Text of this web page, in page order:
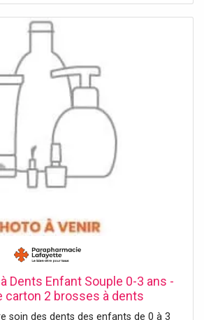
à cela une construction en mesh
pour plus de confort. Enfin, cette
ceinture ventrale réglable afin de
la dorsale lors des mouvements
fréquents en ski.
Dents Enfant Souple 0-3 ans -
carton 2 brosses à dents
soin des dents des enfants de 0 à 3